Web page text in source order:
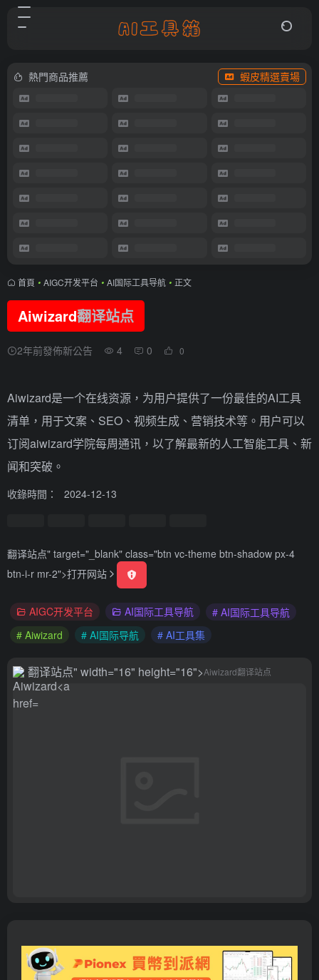
熱門商品推薦 蝦皮精選賣場
首頁 • AIGC开发平台 • AI国际工具导航 • 正文
Aiwizard翻译站点
2年前發佈新公告 4 0 0
Aiwizard是一个在线资源，为用户提供了一份最佳的AI工具
清单，用于文案、SEO、视频生成、营销技术等。用户可以
订阅aiwizard学院每周通讯，以了解最新的人工智能工具、新
闻和突破。
收錄時間： 2024-12-13
翻译站点" target="_blank" class="btn vc-theme btn-shadow px-4
btn-i-r mr-2">打开网站
AIGC开发平台 AI国际工具导航
# AI国际工具导航
# Aiwizard
# AI国际导航 # AI工具集
翻译站点" width="16" height="16">Aiwizard翻译站点